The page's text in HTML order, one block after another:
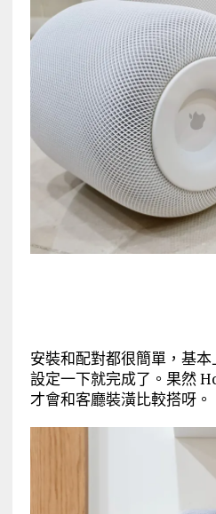
安裝和配對都很簡單，基
設定一下就完成了。果然
才會和客廳裝潢比較搭呀。